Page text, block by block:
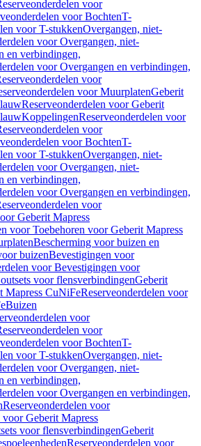
voor
voor BochtenT-
voor T-stukkenOvergangen, niet-
voor Overgangen, niet-
en verbindingen,
voor Overgangen en verbindingen,
voor
voor MuurplatenGeberit
Reserveonderdelen voor Geberit
KoppelingenReserveonderdelen voor
voor
voor BochtenT-
voor T-stukkenOvergangen, niet-
voor Overgangen, niet-
en verbindingen,
voor Overgangen en verbindingen,
voor
Geberit Mapress
voor Toebehoren voor Geberit Mapress
Bescherming voor buizen en
buizenBevestigingen voor
voor Bevestigingen voor
voor flensverbindingenGeberit
Mapress CuNiFeReserveonderdelen voor
Buizen
voor
voor
voor BochtenT-
voor T-stukkenOvergangen, niet-
voor Overgangen, niet-
en verbindingen,
voor Overgangen en verbindingen,
Reserveonderdelen voor
voor Geberit Mapress
voor flensverbindingenGeberit
Reserveonderdelen voor